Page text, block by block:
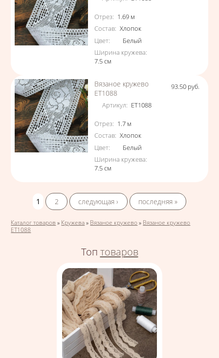
Характеристики
Отрез: 1.69 м
Состав: Хлопок
Цвет:
Белый
Ширина кружева:
7.5см
Вязаное кружево
ЕТ1088
Артикул: ЕТ1088
Характеристики
Отрез: 1.7 м
Состав: Хлопок
Цвет:
Белый
Ширина кружева:
7.5см
Цена
93.50 руб.
1
2 следующая › последняя »
Вы здесь
Каталог товаров » Кружева » Вязаное кружево » Вязаное кружево
ЕТ1088
Топ товаров